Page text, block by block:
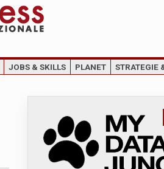
JOBS & SKILLS PLANET STRATEGIE